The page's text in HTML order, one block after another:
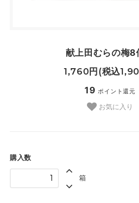
献上田むらの梅8
1,760円(税込
19 ポイント還元
お気に入り
購入数
箱